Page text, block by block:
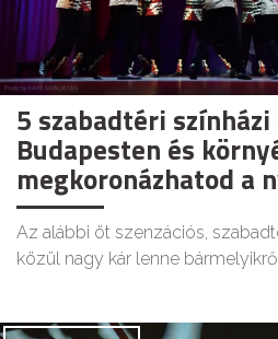
5 szabadtéri színházi
Budapesten és
megkoronázhatod a
Az alábbi öt szenzációs,
közül nagy kár lenne